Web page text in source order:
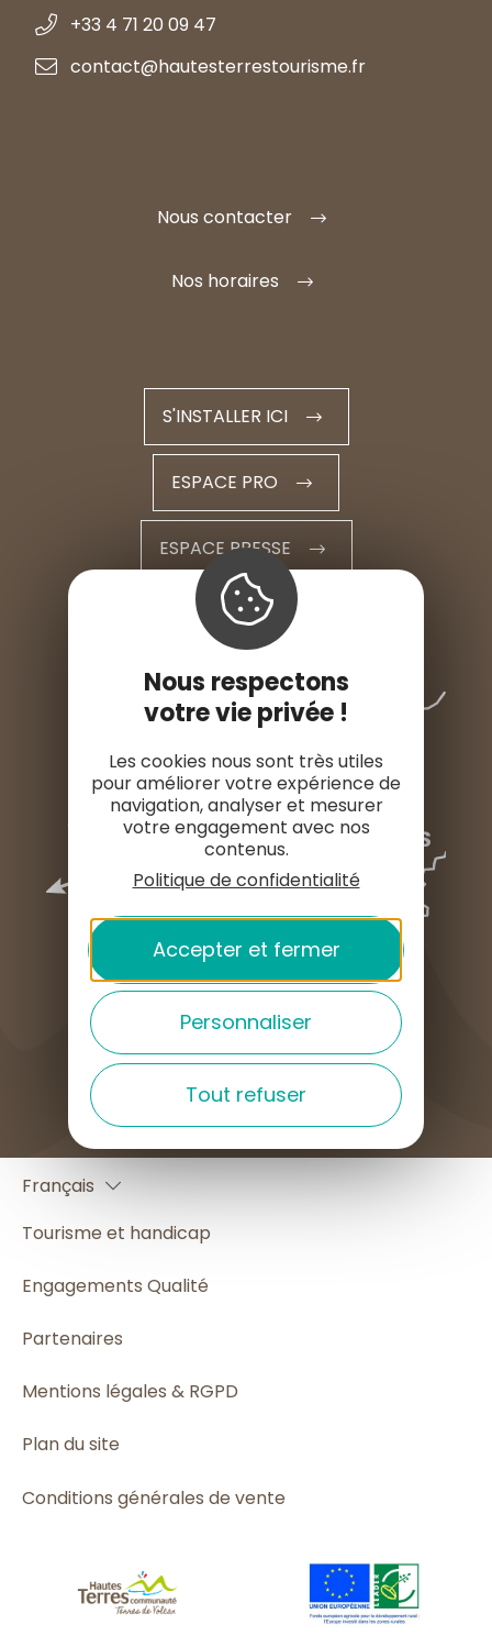
+33 4 71 20 09 47
contact@hautesterrestourisme.fr
Nous contacter
Nos horaires
S'INSTALLER ICI
ESPACE PRO
ESPACE PRESSE
COMMENT VENIR ?
Français
English
Español
Tourisme et handicap
Engagements Qualité
Partenaires
Mentions légales & RGPD
Plan du site
Conditions générales de vente
Nous respectons
votre vie privée !
Les cookies nous sont très utiles
pour améliorer votre expérience de
navigation, analyser et mesurer
votre engagement avec nos
contenus.
Politique de confidentialité
Accepter et fermer
Personnaliser
Tout refuser